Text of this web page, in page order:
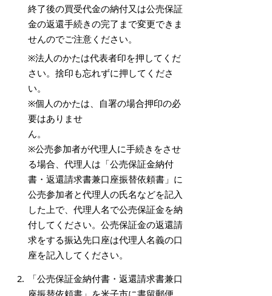
終了後の買受代金の納付又は公売保証
金の返還手続きの完了まで変更できま
せんのでご注意ください。
※法人のかたは代表者印を押してくだ
さい。捨印も忘れずに押してくださ
い。
※個人のかたは、自署の場合押印の必
要はありませ
ん
※公売参加者が代理人に手続きをさせ
る場合、代理人は「公売保証金納付
書・返還請求書兼口座振替依頼書」に
公売参加者と代理人の氏名などを記入
した上で、代理人名で公売保証金を納
付してください。公売保証金の返還請
求をする振込先口座は代理人名義の口
座を記入してください。
「公売保証金納付書・返還請求書兼口
座振替依頼書」を米子市に書留郵便